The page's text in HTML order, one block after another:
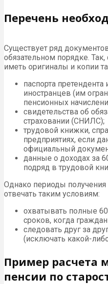
Перечень
Существует ряд
обязательном порядке.
иметь оригиналы и копии
паспорта
иностранцев (им
пенсионных
свидетельства об
страховании (СНИЛС);
трудовой книжки,
предприятиях, если
официальный
данные о доходах за
подряд в трудовой
Однако периоды
отвечать таким условиям:
охватывать полные
сроков, когда
следовать друг за
(исключать какой-
Пример расчета
пенсии по